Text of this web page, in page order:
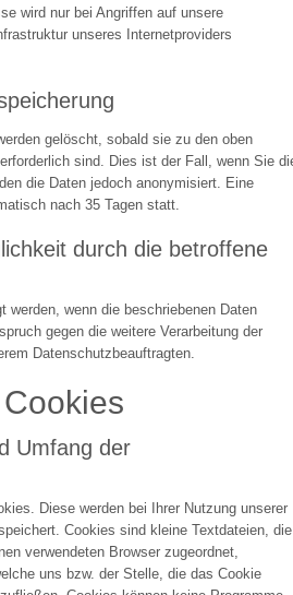
wird nur bei Angriffen auf unsere
unseres Internetproviders
gelöscht, sobald sie zu den oben
sind. Dies ist der Fall, wenn Sie
die Daten jedoch anonymisiert. Eine
nach 35 Tagen statt.
durch die betroffene
werden, wenn die beschriebenen Daten
gegen die weitere Verarbeitung der
Datenschutzbeauftragten.
Umfang der
Diese werden bei Ihrer Nutzung unserer
Cookies sind kleine Textdateien, die
verwendeten Browser zugeordnet,
uns bzw. der Stelle, die das Cookie